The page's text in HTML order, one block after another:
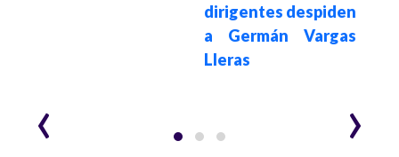
dirigentes despiden
a Germán Vargas
Lleras
‹ ›